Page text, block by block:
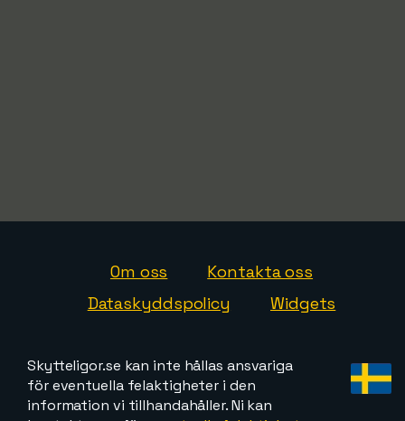
Om oss
Kontakta oss
Dataskyddspolicy
Widgets
Skytteligor.se kan inte hållas ansvariga
för eventuella felaktigheter i den
information vi tillhandahåller. Ni kan